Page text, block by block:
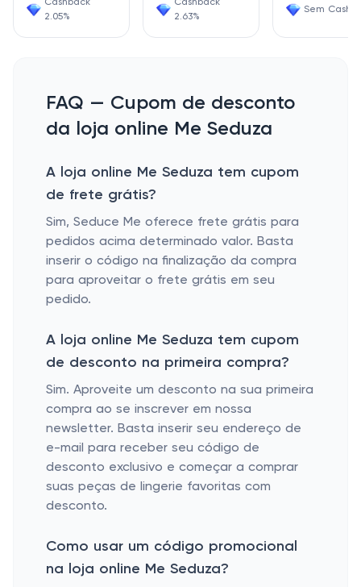
Cashback
2.05%
Cashback
2.63%
Sem
FAQ — Cupom de desconto
da loja online Me Seduza
A loja online Me Seduza tem cupom
de frete grátis?
Sim, Seduce Me oferece frete grátis para
pedidos acima determinado valor. Basta
inserir o código na finalização da compra
para aproveitar o frete grátis em seu
pedido.
A loja online Me Seduza tem cupom
de desconto na primeira compra?
Sim. Aproveite um desconto na sua primeira
compra ao se inscrever em nossa
newsletter. Basta inserir seu endereço de
e-mail para receber seu código de
desconto exclusivo e começar a comprar
suas peças de lingerie favoritas com
desconto.
Como usar um código promocional
na loja online Me Seduza?